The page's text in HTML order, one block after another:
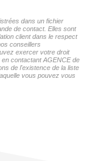
dans un fichier
de contact. Elles sont
client dans le respect
conseillers
exercer votre droit
contactant AGENCE de
de l'existence de la liste
vous pouvez vous